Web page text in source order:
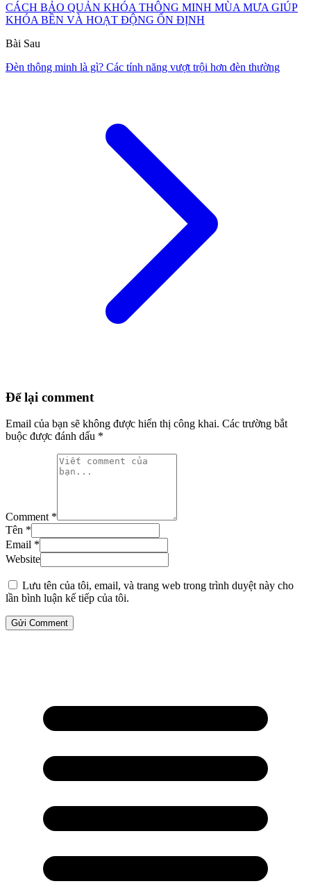
CÁCH BẢO QUẢN KHÓA THÔNG MINH MÙA MƯA GIÚP
KHÓA BỀN VÀ HOẠT ĐỘNG ỔN ĐỊNH
Bài Sau
Đèn thông minh là gì? Các tính năng vượt trội hơn đèn thường
Để lại comment
Email của bạn sẽ không được hiển thị công khai. Các trường bắt
buộc được đánh dấu *
Comment *
Tên *
Email *
Website
Lưu tên của tôi, email, và trang web trong trình duyệt này cho
lần bình luận kế tiếp của tôi.
Gửi Comment